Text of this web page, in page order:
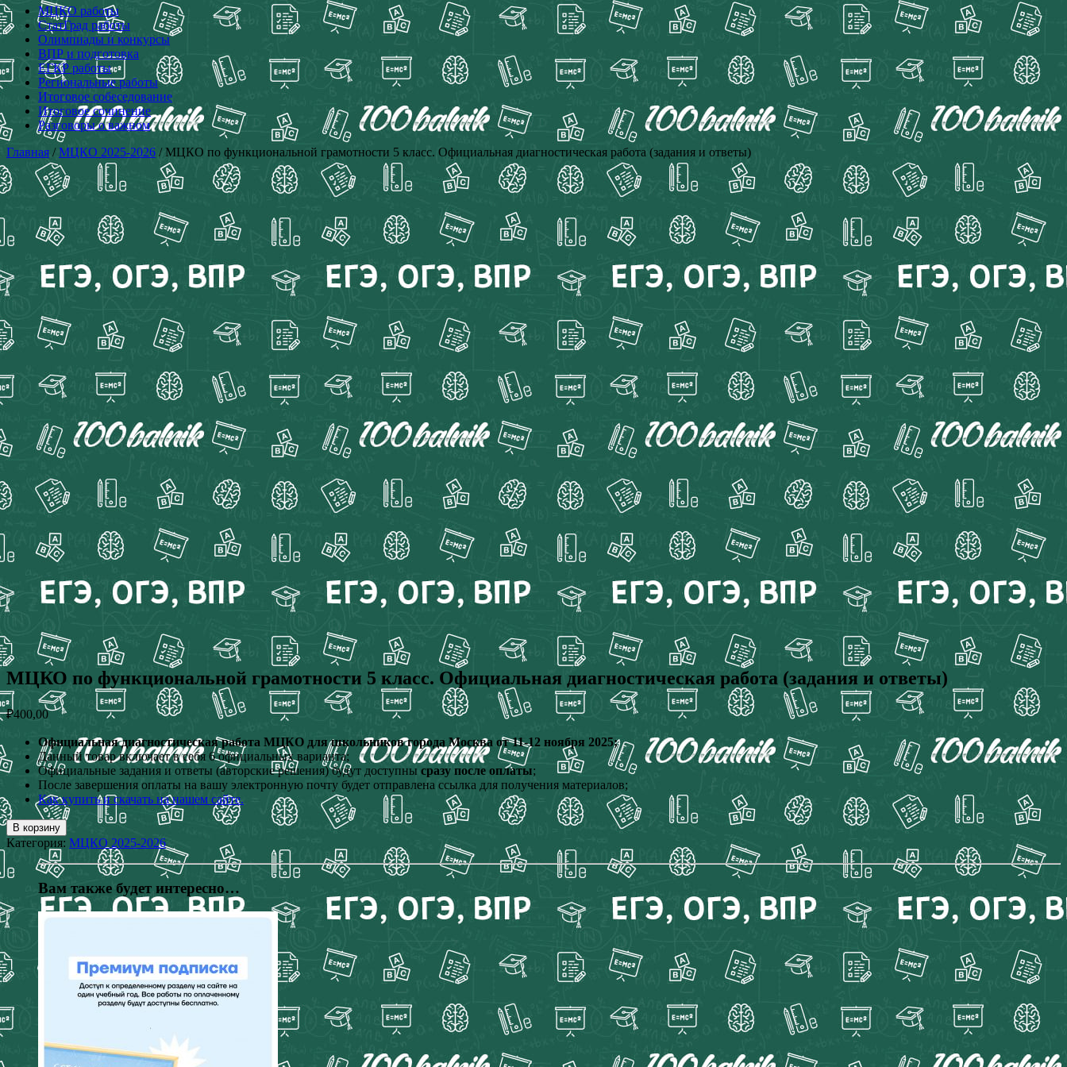
МЦКО работы
СтатГрад работы
Олимпиады и конкурсы
ВПР и подготовка
ЕГКР работы
Региональные работы
Итоговое собеседование
Итоговое сочинение
Разговоры о важном
Главная /МЦКО 2025-2026 / МЦКО по функциональной грамотности 5 класс. Официальная диагностическая работа (задания и ответы)
МЦКО по функциональной грамотности 5 класс. Официальная диагностическая работа (задания и ответы)
₽400,00
Официальная диагностическая работа МЦКО для школьников города Москва от 11-12 ноября 2025;
Данный товар включает в себя 6 официальных варианта;
Официальные задания и ответы (авторские решения) будут доступны сразу после оплаты;
После завершения оплаты на вашу электронную почту будет отправлена ссылка для получения материалов;
Как купить и скачать на нашем сайте.
В корзину
Категория: МЦКО 2025-2026
Вам также будет интересно…